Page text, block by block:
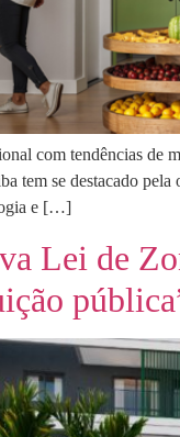
com tendências
tem se destacado
e […]
Lei de